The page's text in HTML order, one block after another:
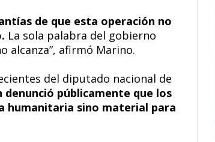
de que esta operación no
La sola palabra del gobierno
alcanza”, afirmó Marino.
del diputado nacional de
denunció públicamente que los
humanitaria sino material para